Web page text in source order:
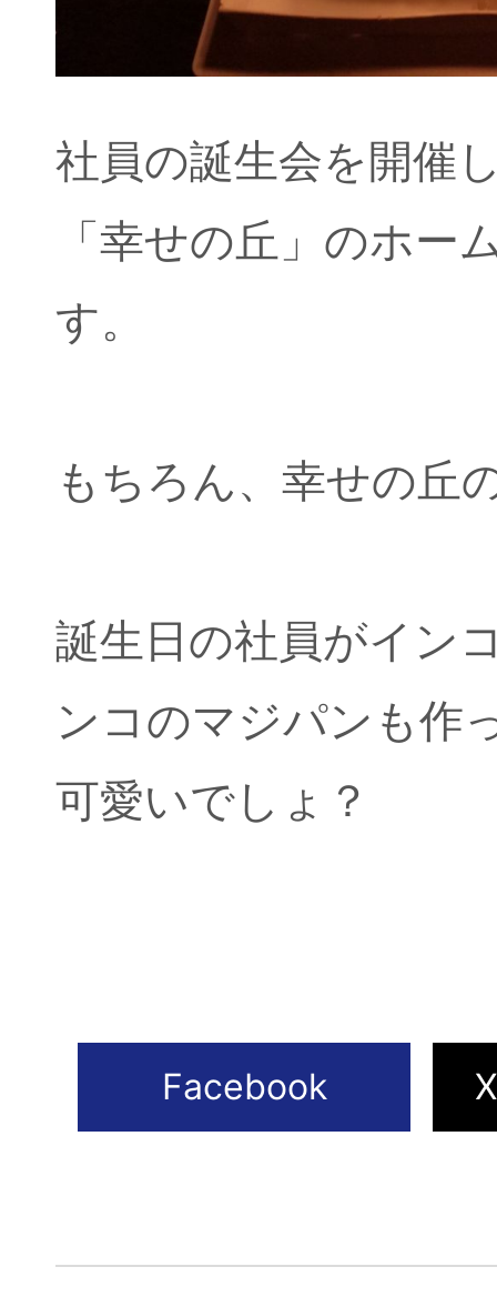
社員の誕生会を開催
「幸せの丘」のホー
す。
もちろん、幸せの丘
誕生日の社員がイン
ンコのマジパンも作
可愛いでしょ？